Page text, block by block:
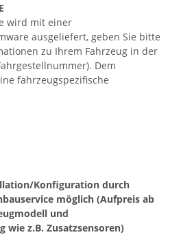
wird mit einer
ausgeliefert, geben Sie bitte
zu Ihrem Fahrzeug in der
Dem
fahrzeugspezifische
Konfiguration durch
möglich (Aufpreis ab
und
z.B. Zusatzsensoren)